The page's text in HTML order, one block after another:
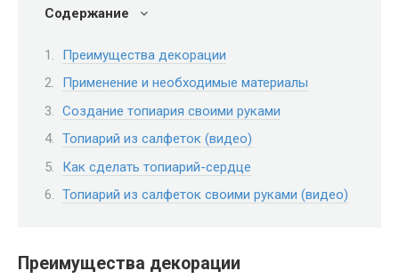
Содержание
Преимущества декорации
Применение и необходимые материалы
Создание топиария своими руками
Топиарий из салфеток (видео)
Как сделать топиарий-сердце
Топиарий из салфеток своими руками (видео)
Преимущества декорации